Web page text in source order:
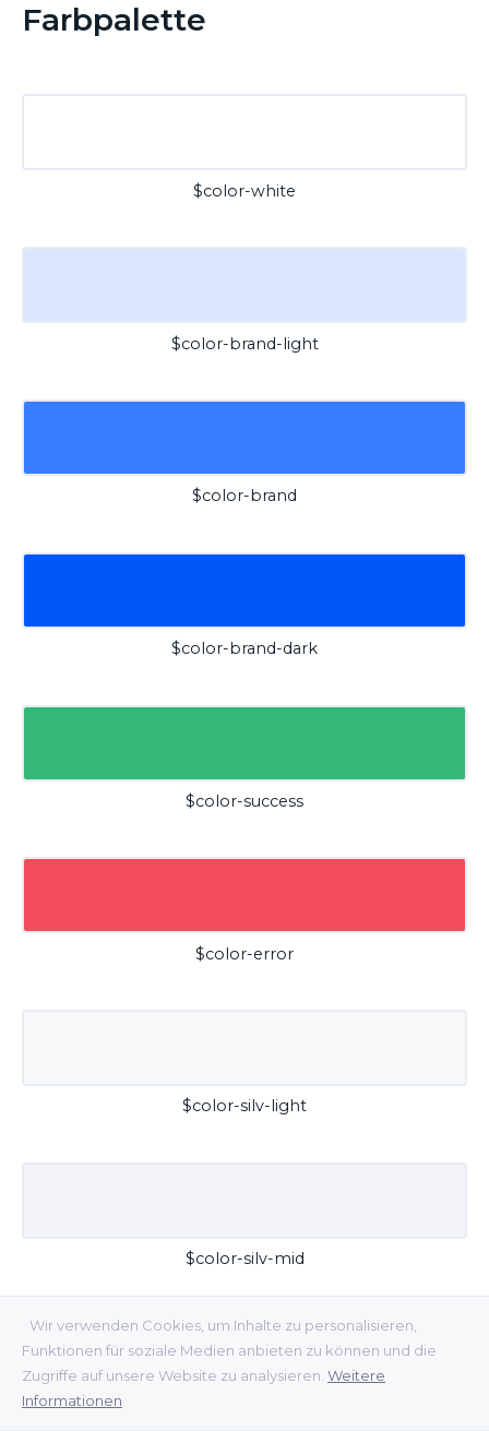
Wir verwenden Cookies, um Inhalte zu personalisieren,
Funktionen für soziale Medien anbieten zu können und die
Zugriffe auf unsere Website zu analysieren. Weitere
Informationen
Farbpalette
$color-white
$color-brand-light
$color-brand
$color-brand-dark
$color-success
$color-error
$color-silv-light
$color-silv-mid